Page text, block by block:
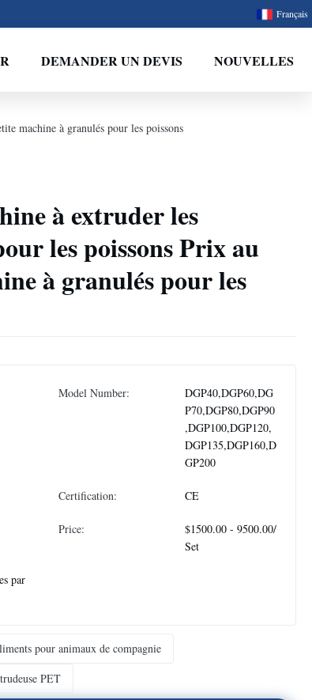
Français
DEMANDER UN DEVIS NOUVELLES
machine à granulés pour les poissons
à extruder les
les poissons Prix au
à granulés pour les
Model Number:
DGP40,DGP60,DG
P70,DGP80,DGP90
,DGP100,DGP120,
DGP135,DGP160,D
GP200
Certification: CE
Price:
$1500.00 - 9500.00/
Set
par
pour animaux de compagnie
PET